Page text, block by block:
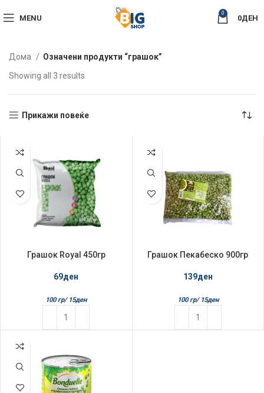
MENU
0
0ДЕН
Дома
Означени продукти “грашок”
Showing all 3 results
Прикажи повеќе
Грашок Royal 450гр
69ден
100 гр/ 15ден
Грашок Пекабеско 900гр
139ден
100 гр/ 15ден